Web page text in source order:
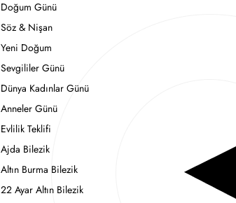
Doğum Günü
Söz & Nişan
Yeni Doğum
Sevgililer Günü
Dünya Kadınlar Günü
Anneler Günü
Evlilik Teklifi
Ajda Bilezik
Altın Burma Bilezik
22 Ayar Altın Bilezik